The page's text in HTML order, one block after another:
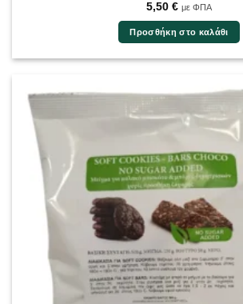
5,50 € με ΦΠΑ
Προσθήκη στο καλάθι